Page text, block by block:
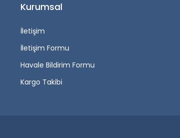
Kurumsal
İletişim
İletişim Formu
Havale Bildirim Formu
Kargo Takibi